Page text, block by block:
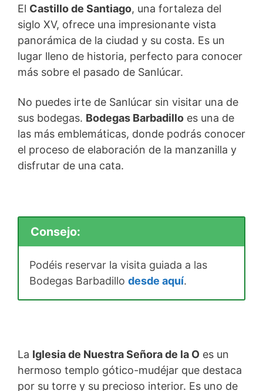
El Castillo de Santiago, una fortaleza del
siglo XV, ofrece una impresionante vista
panorámica de la ciudad y su costa. Es un
lugar lleno de historia, perfecto para conocer
más sobre el pasado de Sanlúcar.
No puedes irte de Sanlúcar sin visitar una de
sus bodegas. Bodegas Barbadillo es una de
las más emblemáticas, donde podrás conocer
el proceso de elaboración de la manzanilla y
disfrutar de una cata.
Consejo:
Podéis reservar la visita guiada a las
Bodegas Barbadillo desde aquí.
La Iglesia de Nuestra Señora de la O es un
hermoso templo gótico-mudéjar que destaca
por su torre y su precioso interior. Es uno de